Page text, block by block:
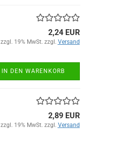
2,24 EUR
zzgl. 19% MwSt. zzgl. Versand
IN DEN WARENKORB
2,89 EUR
zzgl. 19% MwSt. zzgl. Versand